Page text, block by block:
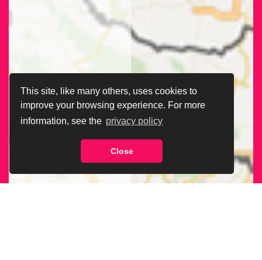
This site, like many others, uses cookies to
improve your browsing experience. For more
information, see the privacy policy
Close